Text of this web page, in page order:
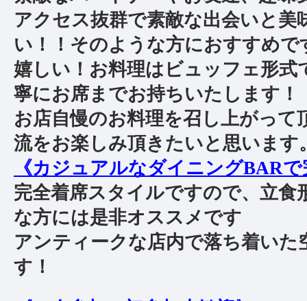
アクセス抜群で素敵な出会いと美
い！！そのような方におすすめで
嬉しい！お料理はビュッフェ形式
寧にお席までお持ちいたします！
お店自慢のお料理を召し上がっ
流をお楽しみ頂きたいと思います
《カジュアルなダイニングBAR
完全着席スタイルですので、立食
な方には是非オススメです
アンティークな店内で落ち着いた
す！